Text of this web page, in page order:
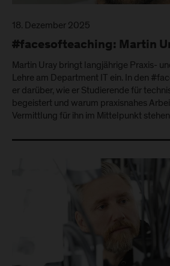
18. Dezember 2025
#facesofteaching: Martin
Martin Uray bringt langjährige Praxis-
Lehre am Department IT ein. In den
er darüber, wie er Studierende für
begeistert und warum praxisnahes
Vermittlung für ihn im Mittelpunkt